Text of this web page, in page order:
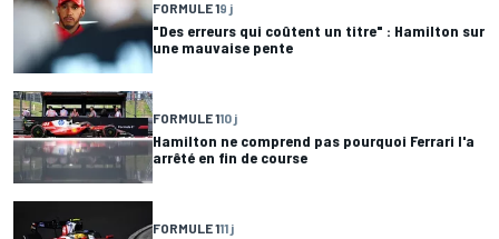
FORMULE 19 j
"Des erreurs qui coûtent un titre" : Hamilton sur
une mauvaise pente
FORMULE 110 j
Hamilton ne comprend pas pourquoi Ferrari l'a
arrêté en fin de course
FORMULE 111 j